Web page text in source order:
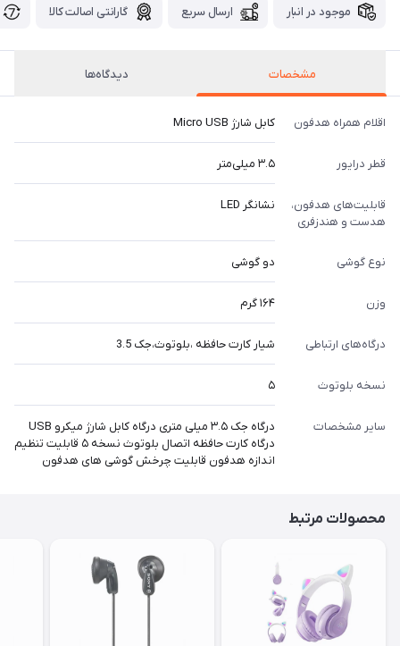
موجود در انبار ارسال سریع گارانتی اصالت کالا
مشخصات دیدگاه‌ها
اقلام همراه هدفون کابل شارژ Micro USB
قطر درایور ۳.۵ میلی‌متر
قابلیت‌های هدفون،
هدست و هندزفری
نشانگر LED
نوع گوشی دو گوشی
وزن ۱۶۴ گرم
درگاه‌های ارتباطی شیار کارت حافظه ،بلوتوث،جک 3.5
نسخه بلوتوث ۵
سایر مشخصات
درگاه جک ۳.۵ میلی متری درگاه کابل شارژ میکرو USB
درگاه کارت حافظه اتصال بلوتوث نسخه ۵ قابلیت تنظیم
اندازه هدفون قابلیت چرخش گوشی های هدفون
محصولات مرتبط